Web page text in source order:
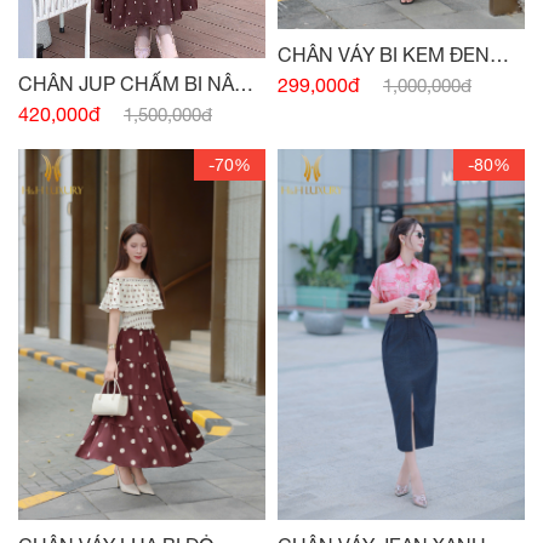
CHÂN JUP CHẤM BI NÂU
TÂY CHUN EO
420,000đ 1,500,000đ
CHÂN VÁY BI KEM ĐEN
CHUN EO
299,000đ 1,000,000đ
-70% -80%